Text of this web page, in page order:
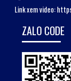
Link xem video:
ZALO CODE